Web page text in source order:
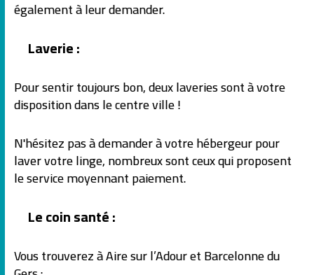
également à leur demander.
Laverie :
Pour sentir toujours bon, deux laveries sont à votre
disposition dans le centre ville !
N'hésitez pas à demander à votre hébergeur pour
laver votre linge, nombreux sont ceux qui proposent
le service moyennant paiement.
Le coin santé :
Vous trouverez à Aire sur l’Adour et Barcelonne du